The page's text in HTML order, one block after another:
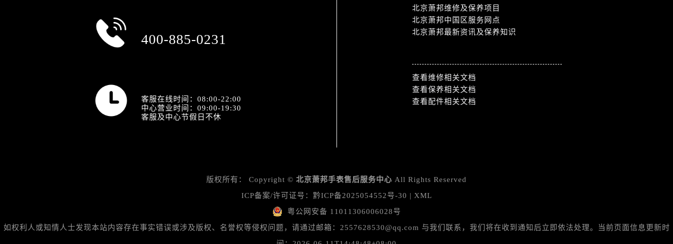
400-885-0231
客服在线时间：08:00-22:00
中心营业时间：09:00-19:30
客服及中心节假日不休
北京萧邦维修及保养项目
北京萧邦中国区服务网点
北京萧邦最新资讯及保养知识
查看维修相关文档
查看保养相关文档
查看配件相关文档
版权所有： Copyright © 北京萧邦手表售后服务中心 All Rights Reserved
ICP备案/许可证号： 黔ICP备2025054552号-30 | XML
粤公网安备 11011306006028号
如权利人或知情人士发现本站内容存在事实错误或涉及版权、名誉权等侵权问题，请通过邮箱：2557628530@qq.com 与我们联系，我们将在收到通知后立即依法处理。当前页面信息更新时